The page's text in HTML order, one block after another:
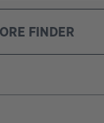
FINDER